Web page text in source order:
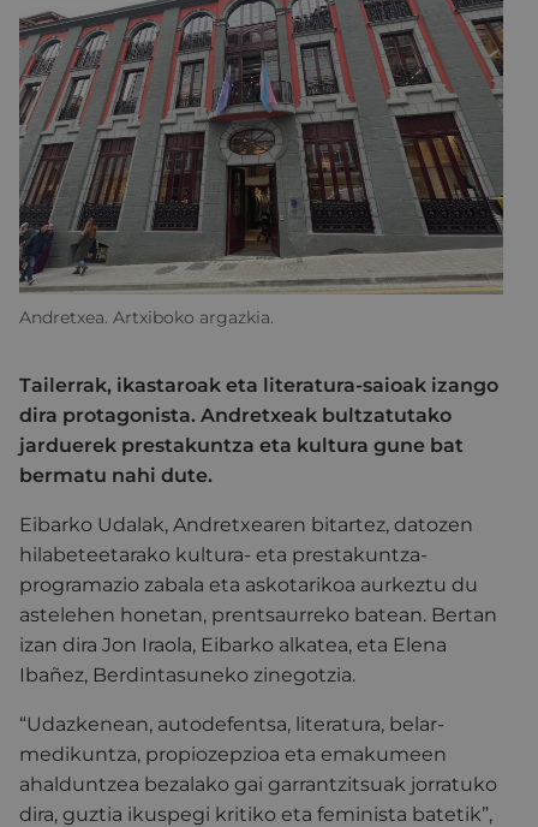
Andretxea. Artxiboko argazkia.
Tailerrak, ikastaroak eta literatura-saioak izango
dira protagonista. Andretxeak bultzatutako
jarduerek prestakuntza eta kultura gune bat
bermatu nahi dute.
Eibarko Udalak, Andretxearen bitartez, datozen
hilabeteetarako kultura- eta prestakuntza-
programazio zabala eta askotarikoa aurkeztu du
astelehen honetan, prentsaurreko batean. Bertan
izan dira Jon Iraola, Eibarko alkatea, eta Elena
Ibañez, Berdintasuneko zinegotzia.
“Udazkenean, autodefentsa, literatura, belar-
medikuntza, propiozepzioa eta emakumeen
ahalduntzea bezalako gai garrantzitsuak jorratuko
dira, guztia ikuspegi kritiko eta feminista batetik”,